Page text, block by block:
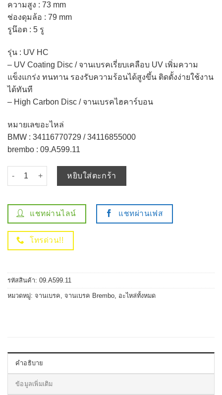
ความสูง : 73 mm
ช่องดุมล้อ : 79 mm
รูน๊อต : 5 รู​
รุ่น : UV HC
– UV Coating Disc / จานเบรคเรี่ยบเคลือบ UV เพิ่มความ
แข็งแกร่ง ทนทาน รองรับความร้อนได้สูงขึ้น ติดตั้งง่ายใช้งาน
ได้ทันที
– High Carbon Disc / จานเบรคไฮคาร์บอน
หมายเลขอะไหล่
BMW : 34116770729 / 34116855000
brembo : 09.A599.11
จำนวน brembo จานเบรค หน้า BMW SERIES 3 E90 E92 E93
หยิบใส่ตะกร้า
แชทผ่านไลน์ แชทผ่านเฟส
โทรด่วน!!
รหัสสินค้า: 09.A599.11
หมวดหมู่: จานเบรค, จานเบรค Brembo, อะไหล่ทั้งหมด
คำอธิบาย
ข้อมูลเพิ่มเติม